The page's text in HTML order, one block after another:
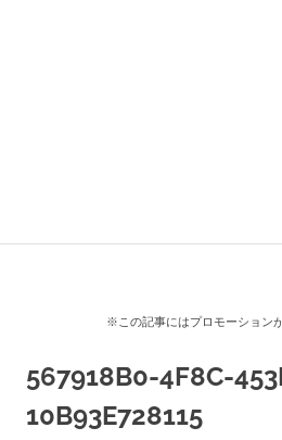
※この記事にはプロモーション
567918B0-4F8C-
10B93E728115